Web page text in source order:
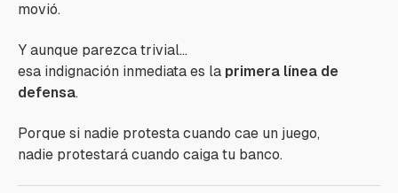
movió.
Y aunque parezca trivial...
esa indignación inmediata es la primera línea de
defensa.
Porque si nadie protesta cuando cae un juego,
nadie protestará cuando caiga tu banco.